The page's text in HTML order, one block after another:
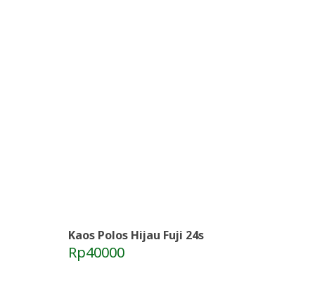
Kaos Polos Hijau Fuji 24s
Rp40000